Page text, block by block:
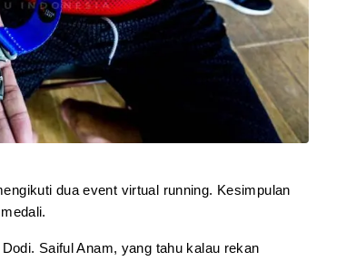
dua event virtual running. Kesimpulan
Saiful Anam, yang tahu kalau rekan